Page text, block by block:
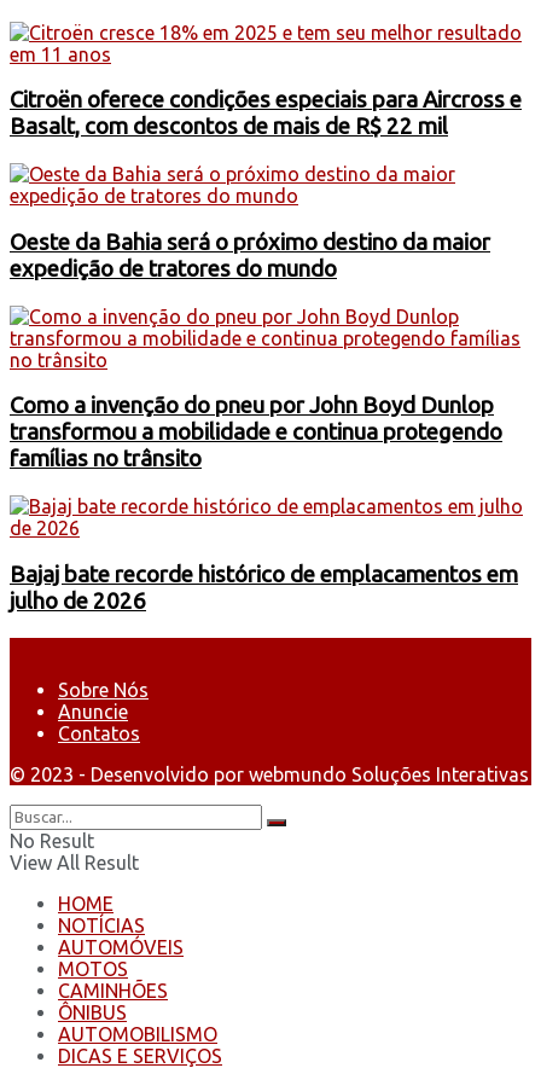
Citroën oferece condições especiais para Aircross e
Basalt, com descontos de mais de R$ 22 mil
Oeste da Bahia será o próximo destino da maior
expedição de tratores do mundo
Como a invenção do pneu por John Boyd Dunlop
transformou a mobilidade e continua protegendo
famílias no trânsito
Bajaj bate recorde histórico de emplacamentos em
julho de 2026
Sobre Nós
Anuncie
Contatos
© 2023 - Desenvolvido por webmundo Soluções Interativas
No Result
View All Result
HOME
NOTÍCIAS
AUTOMÓVEIS
MOTOS
CAMINHÕES
ÔNIBUS
AUTOMOBILISMO
DICAS E SERVIÇOS